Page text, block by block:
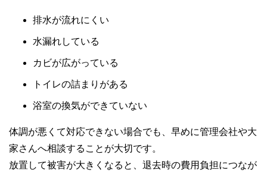
排水が流れにくい
水漏れしている
カビが広がっている
トイレの詰まりがある
浴室の換気ができていない
体調が悪くて対応できない場合でも、早めに管理会社や大
家さんへ相談することが大切です。
放置して被害が大きくなると、退去時の費用負担につなが